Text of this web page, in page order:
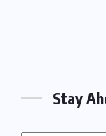
Stay